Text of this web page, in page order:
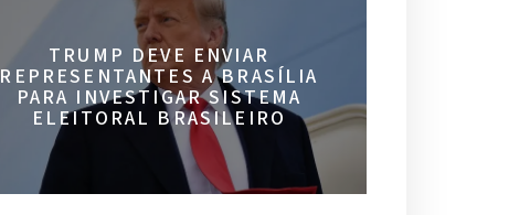
TRUMP DEVE ENVIAR
REPRESENTANTES A BRASÍLIA
PARA INVESTIGAR SISTEMA
ELEITORAL BRASILEIRO